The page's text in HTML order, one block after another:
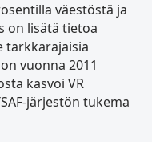
väestöstä ja
on lisätä tietoa
tarkkarajaisia
vuonna 2011
kasvoi VR
järjestön tukema